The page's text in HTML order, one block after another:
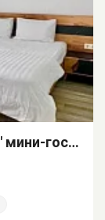
"Апартаменты Курортная Жизнь" мини-гостиница